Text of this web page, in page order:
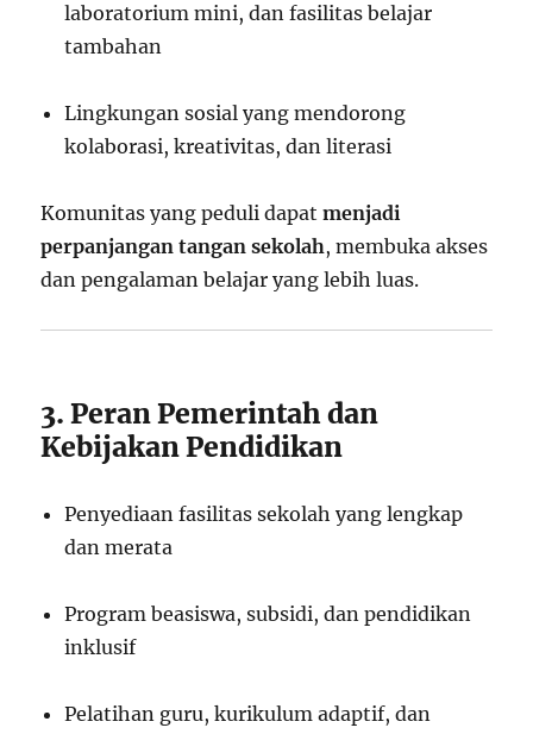
laboratorium mini, dan fasilitas belajar
tambahan
Lingkungan sosial yang mendorong
kolaborasi, kreativitas, dan literasi
Komunitas yang peduli dapatmenjadi
perpanjangan tangan sekolah, membuka akses
dan pengalaman belajar yang lebih luas.
3. Peran Pemerintah dan
Kebijakan Pendidikan
Penyediaan fasilitas sekolah yang lengkap
dan merata
Program beasiswa, subsidi, dan pendidikan
inklusif
Pelatihan guru, kurikulum adaptif, dan